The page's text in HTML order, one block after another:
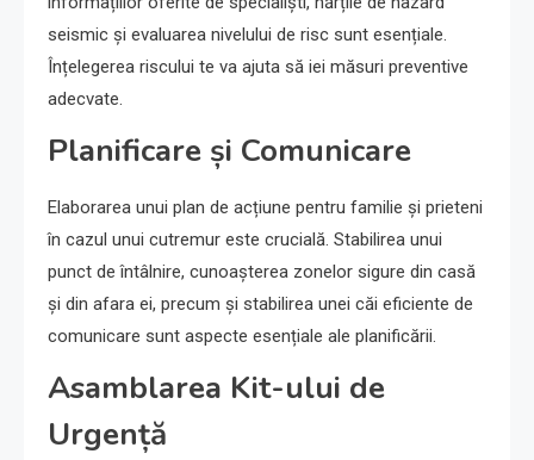
seismic și evaluarea nivelului de risc sunt esențiale.
Înțelegerea riscului te va ajuta să iei măsuri preventive
adecvate.
Planificare și Comunicare
Elaborarea unui plan de acțiune pentru familie și prieteni
în cazul unui cutremur este crucială. Stabilirea unui
punct de întâlnire, cunoașterea zonelor sigure din casă
și din afara ei, precum și stabilirea unei căi eficiente de
comunicare sunt aspecte esențiale ale planificării.
Asamblarea Kit-ului de
Urgență